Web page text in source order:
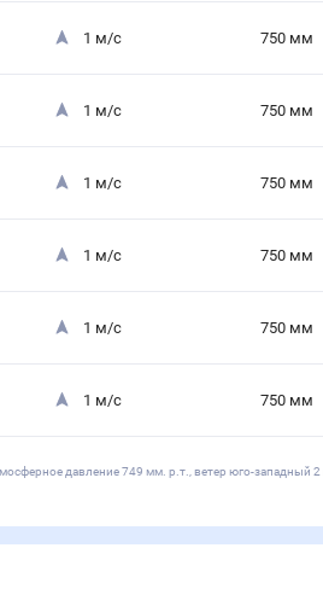
1 м/с 750мм
1 м/с 750мм
1 м/с 750мм
1 м/с 750мм
1 м/с 750мм
1 м/с 750мм
давление 749 мм. р.т., ветер юго-западный